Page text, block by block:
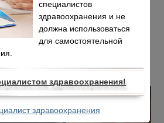
специалистов
здравоохранения и не
должна использоваться
для самостоятельной
здравоохранения!
здравоохранения